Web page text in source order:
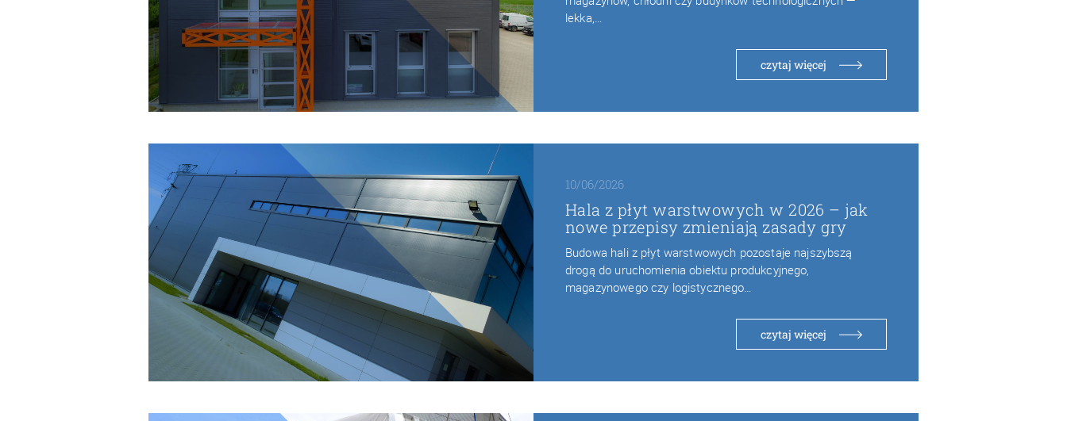
lekka,…
czytaj więcej
10/06/2026
Hala z płyt warstwowych w 2026 – jak
nowe przepisy zmieniają zasady gry
Budowa hali z płyt warstwowych pozostaje najszybszą
drogą do uruchomienia obiektu produkcyjnego,
magazynowego czy logistycznego…
czytaj więcej